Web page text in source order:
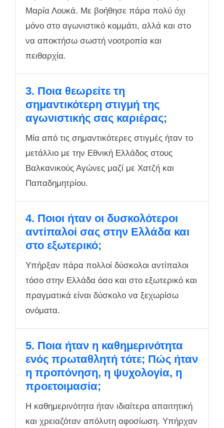
Μαρία Λουκά. Με βοήθησε πάρα πολύ όχι
μόνο στο αγωνιστικό κομμάτι, αλλά και στο
να αποκτήσω σωστή νοοτροπία και
πειθαρχία.
3. Ποια θεωρείτε τη
σημαντικότερη στιγμή της
αγωνιστικής σας καριέρας;
Μία από τις σημαντικότερες στιγμές ήταν το
μετάλλιο με την Εθνική Ελλάδος στους
Βαλκανικούς Αγώνες μαζί με Χατζή και
Παπαδημητρίου.
4. Ποιοι ήταν οι δυσκολότεροι
αντίπαλοί σας στην Ελλάδα και
στο εξωτερικό;
Υπήρξαν πάρα πολλοί δύσκολοι αντίπαλοι
τόσο στην Ελλάδα όσο και στο εξωτερικό και
πραγματικά είναι δύσκολο να ξεχωρίσω
ονόματα.
5. Ποια ήταν η καθημερινότητα
ενός πρωταθλητή τότε; Πώς ήταν
η προπόνηση, η ψυχολογία, η
προετοιμασία;
Η καθημερινότητα ήταν ιδιαίτερα απαιτητική
και χρειαζόταν απόλυτη αφοσίωση. Υπήρχαν